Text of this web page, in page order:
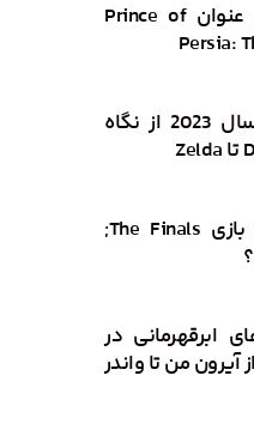
نقد و بررسی عنوان Prince of
Persia:
10 بازی برتر سال 2023 از نگاه
نقد و بررسی بازی The Finals;
ابرقهرمانی در
من تا واندر